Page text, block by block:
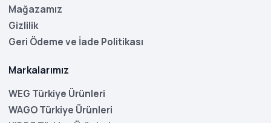
Mağazamız
Gizlilik
Geri Ödeme ve İade Politikası
Markalarımız
WEG Türkiye Ürünleri
WAGO Türkiye Ürünleri